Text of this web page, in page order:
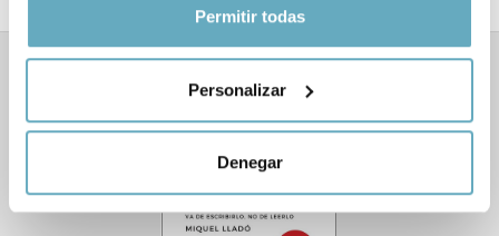
Si lo permite, también quisiéramos:
geográfica que puede tener una precisión de varios
Identificar su dispositivo analizándolo activamente
datos personales y establezca sus preferencias en la
Permitir todas
Personalizar
Denegar
Libros relacionados